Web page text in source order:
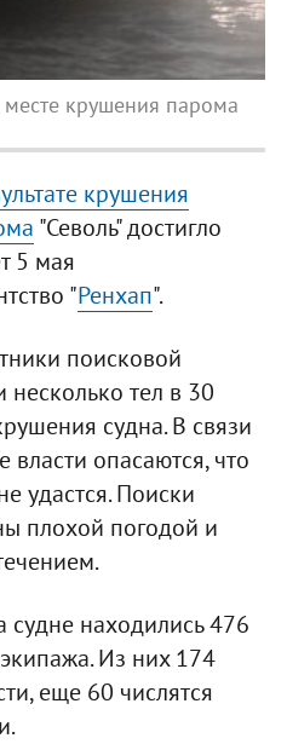
крушения парома
крушения
"Севоль" достигло
5 мая
"Ренхап".
поисковой
тел в 30
судна. В связи
опасаются, что
удастся. Поиски
плохой погодой и
находились 476
Из них 174
еще 60 числятся